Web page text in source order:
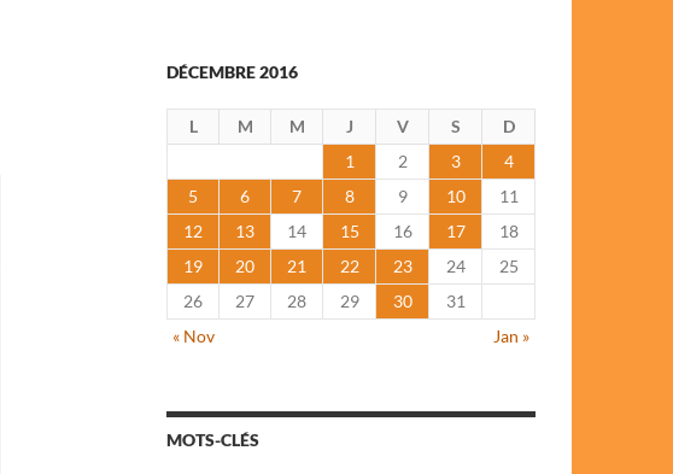
DÉCEMBRE 2016
L M M J V S
D
1
2 3
4
5
6 7 8 9 10
11
12
13 14 15 16 17
18
19
20 21 22 23 24
25
26
27 28 29 30
31
« Nov
Jan »
MOTS-CLÉS